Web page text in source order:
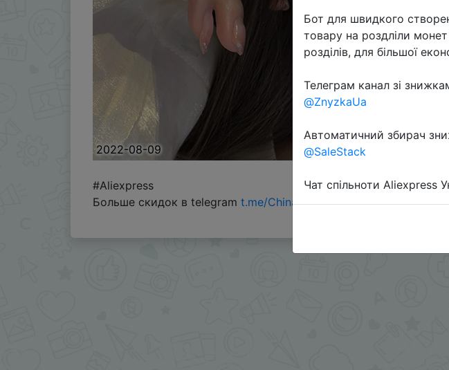
2022-08-09
#Aliexpress
Больше скидок в telegram t.me/ChinaGoodBuy
Бот для швидкого
товару на роздліли
розділів, для більшої
Телеграм канал зі
@ZnyzkaUa
Автоматичний збирач
@SaleStack
Чат спільноти Aliexpress